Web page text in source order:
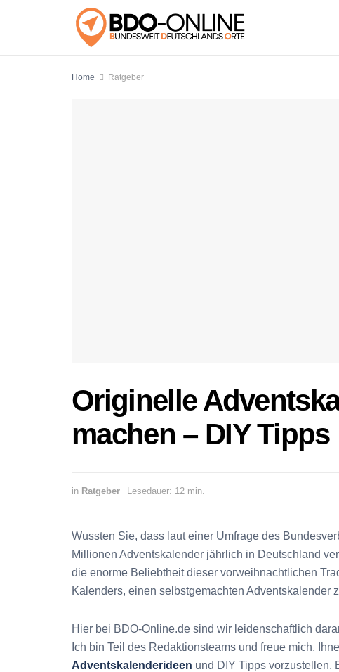
Home Ratgeber
Originelle
machen – DIY Tipps
in Ratgeber Lesedauer: 12 min.
Wussten Sie, dass laut einer Umfrage des
Millionen Adventskalender jährlich in Deutschland
die enorme Beliebtheit dieser vorweihnachtlichen
Kalenders, einen selbstgemachten Adventskalender
Hier bei BDO-Online.de sind wir leidenschaftlich
Ich bin Teil des Redaktionsteams und freue mich,
Adventskalenderideen und DIY Tipps vorzustellen.